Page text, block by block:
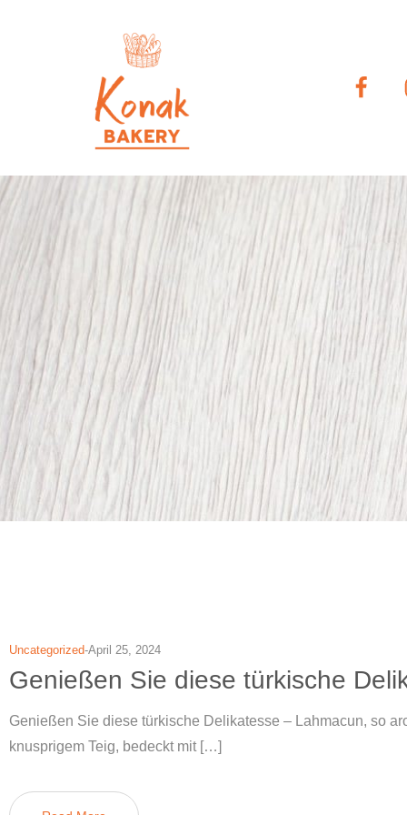
Uncategorized April 25, 2024
Genießen Sie diese türkische
Genießen Sie diese türkische Delikatesse – Lahmacun, so
knusprigem Teig, bedeckt mit […]